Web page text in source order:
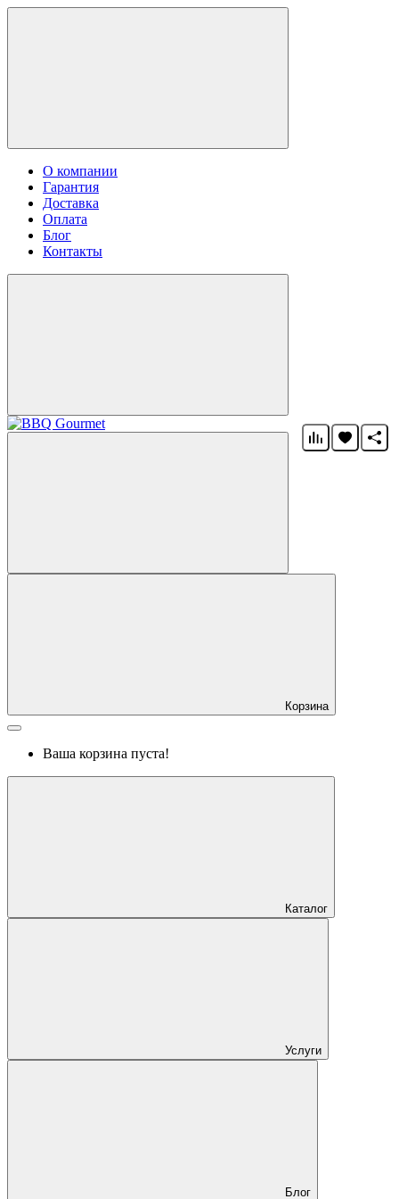
О компании
Гарантия
Доставка
Оплата
Блог
Контакты
Корзина
Ваша корзина пуста!
Каталог
Услуги
Блог